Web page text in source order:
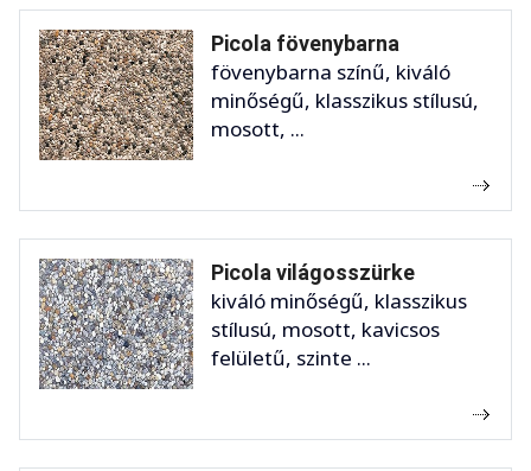
Picola fövenybarna
fövenybarna színű, kiváló
minőségű, klasszikus stílusú,
mosott, ...
Picola világosszürke
kiváló minőségű, klasszikus
stílusú, mosott, kavicsos
felületű, szinte ...